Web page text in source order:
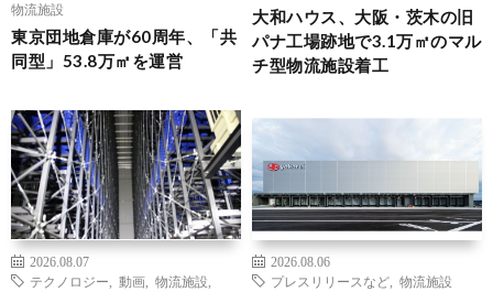
物流施設
東京団地倉庫が60周年、「共
同型」53.8万㎡を運営
大和ハウス、大阪・茨木の旧
パナ工場跡地で3.1万㎡のマル
チ型物流施設着工
2026.08.07
テクノロジー
動画 物流施設
2026.08.06
プレスリリースなど
物流施設